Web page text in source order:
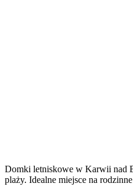
Domki letniskowe w Karwii nad
plaży. Idealne miejsce na